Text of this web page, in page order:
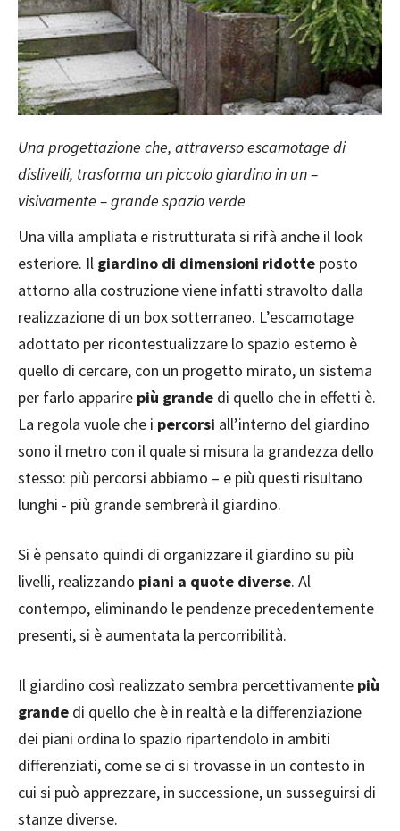
Una progettazione che, attraverso escamotage di
dislivelli, trasforma un piccolo giardino in un –
visivamente – grande spazio verde
Una villa ampliata e ristrutturata si rifà anche il look
esteriore. Il giardino di dimensioni ridotte posto
attorno alla costruzione viene infatti stravolto dalla
realizzazione di un box sotterraneo. L’escamotage
adottato per ricontestualizzare lo spazio esterno è
quello di cercare, con un progetto mirato, un sistema
per farlo apparire più grande di quello che in effetti è.
La regola vuole che i percorsi all’interno del giardino
sono il metro con il quale si misura la grandezza dello
stesso: più percorsi abbiamo – e più questi risultano
lunghi - più grande sembrerà il giardino.
Si è pensato quindi di organizzare il giardino su più
livelli, realizzando piani a quote diverse. Al
contempo, eliminando le pendenze precedentemente
presenti, si è aumentata la percorribilità.
Il giardino così realizzato sembra percettivamente più
grande di quello che è in realtà e la differenziazione
dei piani ordina lo spazio ripartendolo in ambiti
differenziati, come se ci si trovasse in un contesto in
cui si può apprezzare, in successione, un susseguirsi di
stanze diverse.